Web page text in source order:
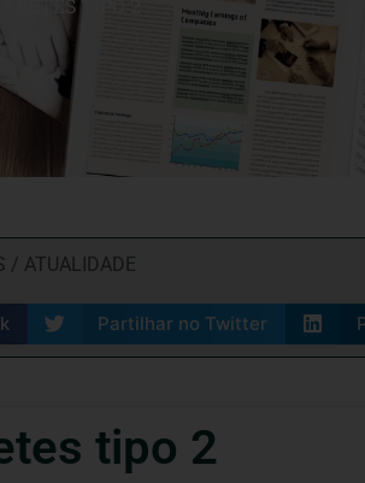
/ ATUALIDADE
Partilhar no Twitter
tipo 2